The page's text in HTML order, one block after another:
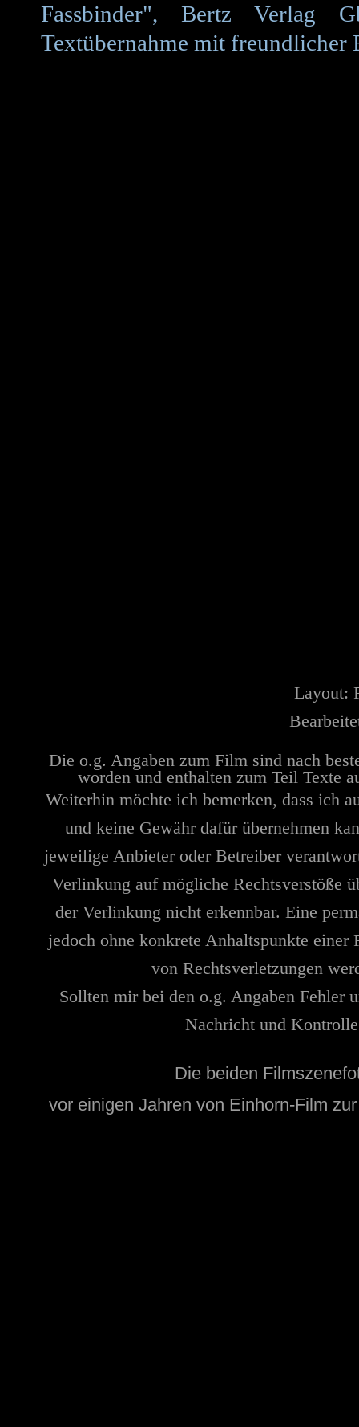
Fassbinder", Bertz Verlag
Textübernahme mit freundlicher
Layout:
Die o.g. Angaben zum Film sind nach
worden und enthalten zum Teil Texte
Weiterhin möchte ich bemerken, dass ich
und keine Gewähr dafür übernehmen
jeweilige Anbieter oder Betreiber
Verlinkung auf mögliche Rechtsverstöße
der Verlinkung nicht erkennbar. Eine
jedoch ohne konkrete Anhaltspunkte
von Rechtsverletzungen
Sollten mir bei den o.g. Angaben Fehler
Nachricht und
Die beiden
vor einigen Jahren von Einhorn-Film